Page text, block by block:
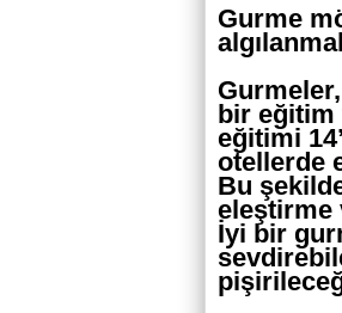
Gurme
bir eğitim
eğitimi
otellerde
Bu
eleştirme
İyi bir